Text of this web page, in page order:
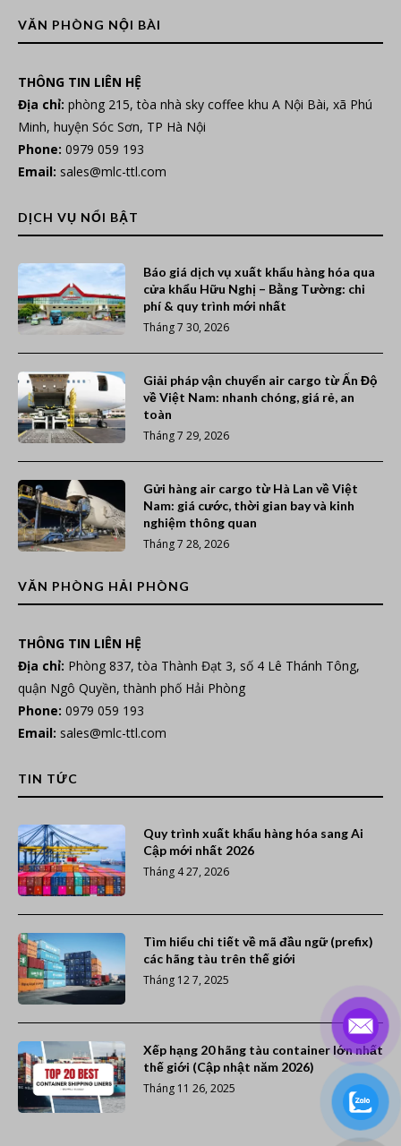
VĂN PHÒNG NỘI BÀI
THÔNG TIN LIÊN HỆ
Địa chỉ: phòng 215, tòa nhà sky coffee khu A Nội Bài, xã Phú
Minh, huyện Sóc Sơn, TP Hà Nội
Phone: 0979 059 193
Email: sales@mlc-ttl.com
DỊCH VỤ NỔI BẬT
Báo giá dịch vụ xuất khẩu hàng hóa qua
cửa khẩu Hữu Nghị – Bằng Tường: chi
phí & quy trình mới nhất
Tháng 7 30, 2026
Giải pháp vận chuyển air cargo từ Ấn Độ
về Việt Nam: nhanh chóng, giá rẻ, an
toàn
Tháng 7 29, 2026
Gửi hàng air cargo từ Hà Lan về Việt
Nam: giá cước, thời gian bay và kinh
nghiệm thông quan
Tháng 7 28, 2026
VĂN PHÒNG HẢI PHÒNG
THÔNG TIN LIÊN HỆ
Địa chỉ: Phòng 837, tòa Thành Đạt 3, số 4 Lê Thánh Tông,
quận Ngô Quyền, thành phố Hải Phòng
Phone: 0979 059 193
Email: sales@mlc-ttl.com
TIN TỨC
Quy trình xuất khẩu hàng hóa sang Ai
Cập mới nhất 2026
Tháng 4 27, 2026
Tìm hiểu chi tiết về mã đầu ngữ (prefix)
các hãng tàu trên thế giới
Tháng 12 7, 2025
Xếp hạng 20 hãng tàu container lớn nhất
thế giới (Cập nhật năm 2026)
Tháng 11 26, 2025